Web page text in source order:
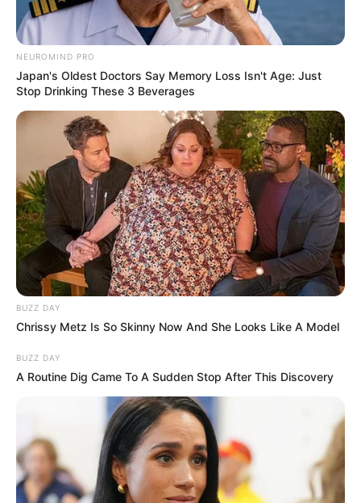
NEUROMIND PRO
Japan's Oldest Doctors Say Memory Loss Isn't Age: Just
Stop Drinking These 3 Beverages
BUZZ DAY
Chrissy Metz Is So Skinny Now And She Looks Like A Model
BUZZ DAY
A Routine Dig Came To A Sudden Stop After This Discovery